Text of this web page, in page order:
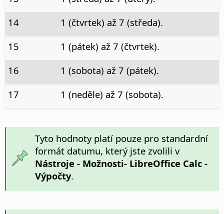
14
1 (čtvrtek) až 7 (středa).
15
1 (pátek) až 7 (čtvrtek).
16
1 (sobota) až 7 (pátek).
17
1 (neděle) až 7 (sobota).
Tyto hodnoty platí pouze pro standardní
formát datumu, který jste zvolili v
Nástroje - Možnosti- LibreOffice Calc -
Výpočty.